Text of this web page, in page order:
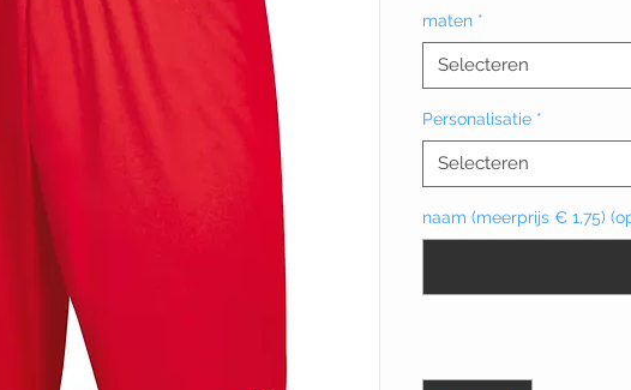
maten *
Selecteren
Personalisatie *
Selecteren
naam (meerprijs € 1,75)